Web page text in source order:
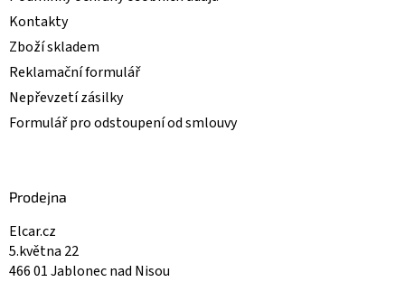
Kontakty
Zboží skladem
Reklamační formulář
Nepřevzetí zásilky
Formulář pro odstoupení od smlouvy
Prodejna
Elcar.cz
5.května 22
466 01 Jablonec nad Nisou